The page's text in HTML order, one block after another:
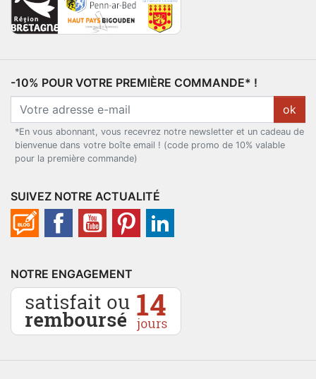
-10% POUR VOTRE PREMIÈRE COMMANDE* !
ok
*En vous abonnant, vous recevrez notre newsletter et un cadeau de
bienvenue dans votre boîte email ! (code promo de 10% valable
pour la première commande)
SUIVEZ NOTRE ACTUALITÉ
NOTRE ENGAGEMENT